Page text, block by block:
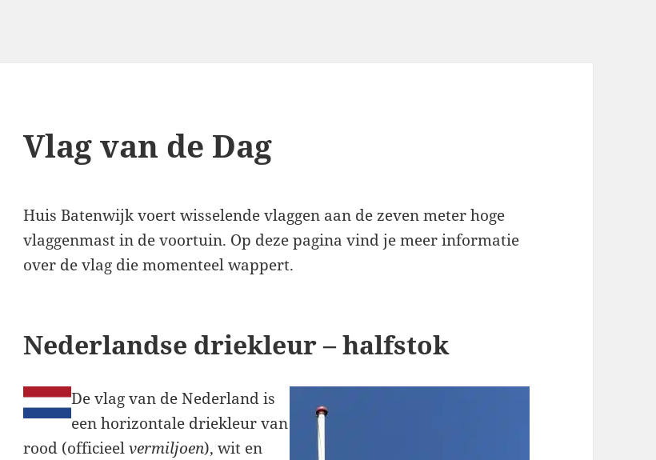
Vlag van de Dag
Huis Batenwijk voert wisselende vlaggen aan de zeven meter hoge
vlaggenmast in de voortuin. Op deze pagina vind je meer informatie
over de vlag die momenteel wappert.
Nederlandse driekleur – halfstok
De vlag van de Nederland is
een horizontale driekleur van
rood (officieelvermiljoen), wit en